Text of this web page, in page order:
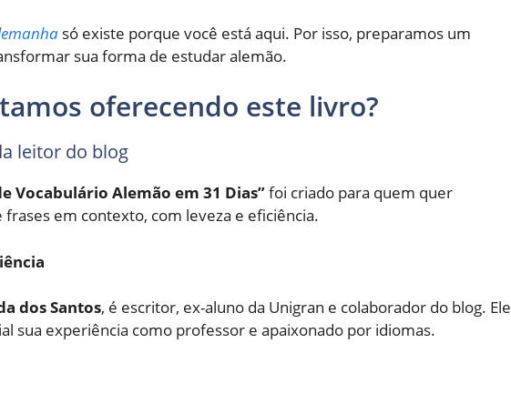
só existe porque você está aqui. Por isso, preparamos um
sua forma de estudar alemão.
oferecendo este livro?
leitor do blog
Vocabulário Alemão em 31 Dias”foi criado para quem quer
em contexto, com leveza e eficiência.
dos Santos, é escritor, ex-aluno da Unigran e colaborador do blog. Ele
sua experiência como professor e apaixonado por idiomas.